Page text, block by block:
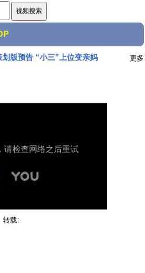
划版预告 “小三”上位变亲妈 更多
转载: